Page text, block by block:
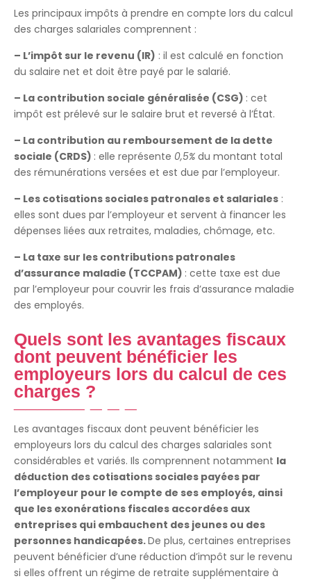
Les principaux impôts à prendre en compte lors du calcul
des charges salariales comprennent :
– L’impôt sur le revenu (IR) : il est calculé en fonction
du salaire net et doit être payé par le salarié.
– La contribution sociale généralisée (CSG) : cet
impôt est prélevé sur le salaire brut et reversé à l’État.
– La contribution au remboursement de la dette
sociale (CRDS) : elle représente 0,5% du montant total
des rémunérations versées et est due par l’employeur.
– Les cotisations sociales patronales et salariales :
elles sont dues par l’employeur et servent à financer les
dépenses liées aux retraites, maladies, chômage, etc.
– La taxe sur les contributions patronales
d’assurance maladie (TCCPAM) : cette taxe est due
par l’employeur pour couvrir les frais d’assurance maladie
des employés.
Quels sont les avantages fiscaux
dont peuvent bénéficier les
employeurs lors du calcul de ces
charges ?
Les avantages fiscaux dont peuvent bénéficier les
employeurs lors du calcul des charges salariales sont
considérables et variés. Ils comprennent notamment la
déduction des cotisations sociales payées par
l’employeur pour le compte de ses employés, ainsi
que les exonérations fiscales accordées aux
entreprises qui embauchent des jeunes ou des
personnes handicapées.De plus, certaines entreprises
peuvent bénéficier d’une réduction d’impôt sur le revenu
si elles offrent un régime de retraite supplémentaire à